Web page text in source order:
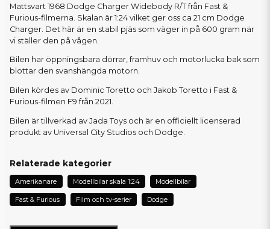
Mattsvart 1968 Dodge Charger Widebody R/T från Fast &
Furious-filmerna. Skalan är 1:24 vilket ger oss ca 21 cm Dodge
Charger. Det här är en stabil pjäs som väger in på 600 gram när
vi ställer den på vågen.
Bilen har öppningsbara dörrar, framhuv och motorlucka bak som
blottar den svanshängda motorn.
Bilen kördes av Dominic Toretto och Jakob Toretto i Fast &
Furious-filmen F9 från 2021.
Bilen är tillverkad av Jada Toys och är en officiellt licenserad
produkt av Universal City Studios och Dodge.
Relaterade kategorier
Amerikanare Modellbilar skala 1:24 Modellbilar
Fast & Furious Film och tv-serier Dodge